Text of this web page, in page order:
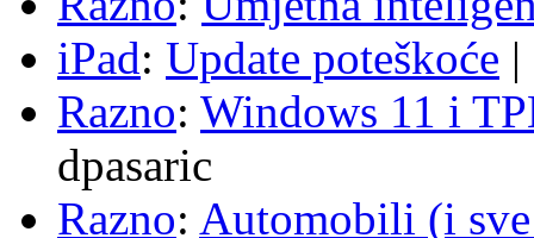
iPad: Update poteškoće |
Razno: Windows 11 i
dpasaric
Razno: Automobili (i